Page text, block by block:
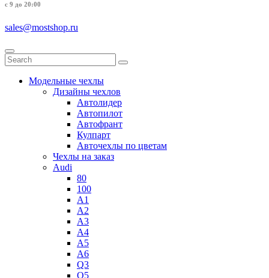
с 9 до 20:00
sales@mostshop.ru
Модельные чехлы
Дизайны чехлов
Автолидер
Автопилот
Автофрант
Кулпарт
Авточехлы по цветам
Чехлы на заказ
Audi
80
100
A1
A2
A3
A4
A5
A6
Q3
Q5